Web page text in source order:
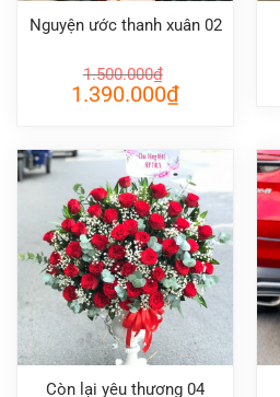
Nguyện ước thanh xuân 02
1.500.000₫
Giá
gốc
1.390.000₫Giá
Còn lại yêu thương 04